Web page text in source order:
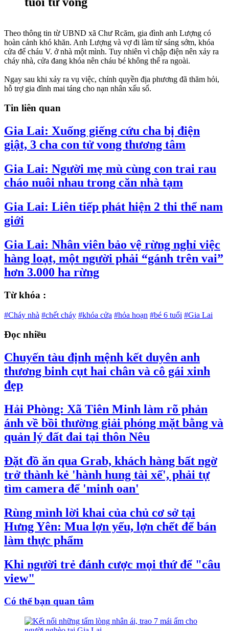
Theo thông tin từ UBND xã Chư Rcăm, gia đình anh Lượng có
hoàn cảnh khó khăn. Anh Lượng và vợ đi làm từ sáng sớm, khóa
cửa để cháu V. ở nhà một mình. Tuy nhiên vì chập điện nên xảy ra
cháy nhà, cửa đang khóa nên cháu bé không thể ra ngoài.
Ngay sau khi xảy ra vụ việc, chính quyền địa phương đã thăm hỏi,
hỗ trợ gia đình mai táng cho nạn nhân xấu số.
Tin liên quan
Gia Lai: Xuống giếng cứu cha bị điện
giật, 3 cha con tử vong thương tâm
Gia Lai: Người mẹ mù cùng con trai rau
cháo nuôi nhau trong căn nhà tạm
Gia Lai: Liên tiếp phát hiện 2 thi thể nam
giới
Gia Lai: Nhân viên bảo vệ rừng nghỉ việc
hàng loạt, một người phải “gánh trên vai”
hơn 3.000 ha rừng
Từ khóa :
#Cháy nhà #chết cháy #khóa cửa #hỏa hoạn #bé 6 tuổi #Gia Lai
Đọc nhiều
Chuyến tàu định mệnh kết duyên anh
thương binh cụt hai chân và cô gái xinh
đẹp
Hải Phòng: Xã Tiên Minh làm rõ phản
ánh về bồi thường giải phóng mặt bằng và
quản lý đất đai tại thôn Nêu
Đặt đồ ăn qua Grab, khách hàng bất ngờ
trở thành kẻ 'hành hung tài xế', phải tự
tìm camera để 'minh oan'
Rùng mình lời khai của chủ cơ sở tại
Hưng Yên: Mua lợn yếu, lợn chết để bán
làm thực phẩm
Khi người trẻ đánh cược mọi thứ để "câu
view"
Có thể bạn quan tâm